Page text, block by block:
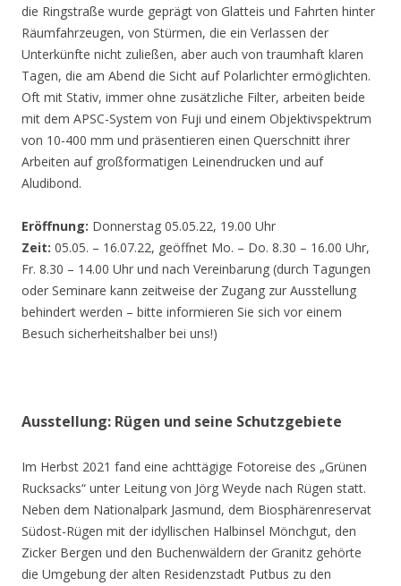
die Ringstraße wurde geprägt von Glatteis und Fahrten hinter
Räumfahrzeugen, von Stürmen, die ein Verlassen der
Unterkünfte nicht zuließen, aber auch von traumhaft klaren
Tagen, die am Abend die Sicht auf Polarlichter ermöglichten.
Oft mit Stativ, immer ohne zusätzliche Filter, arbeiten beide
mit dem APSC-System von Fuji und einem Objektivspektrum
von 10-400 mm und präsentieren einen Querschnitt ihrer
Arbeiten auf großformatigen Leinendrucken und auf
Aludibond.
Eröffnung: Donnerstag 05.05.22, 19.00 Uhr
Zeit: 05.05. – 16.07.22, geöffnet Mo. – Do. 8.30 – 16.00 Uhr,
Fr. 8.30 – 14.00 Uhr und nach Vereinbarung (durch Tagungen
oder Seminare kann zeitweise der Zugang zur Ausstellung
behindert werden – bitte informieren Sie sich vor einem
Besuch sicherheitshalber bei uns!)
Ausstellung: Rügen und seine Schutzgebiete
Im Herbst 2021 fand eine achttägige Fotoreise des „Grünen
Rucksacks“ unter Leitung von Jörg Weyde nach Rügen statt.
Neben dem Nationalpark Jasmund, dem Biosphärenreservat
Südost-Rügen mit der idyllischen Halbinsel Mönchgut, den
Zicker Bergen und den Buchenwäldern der Granitz gehörte
die Umgebung der alten Residenzstadt Putbus zu den